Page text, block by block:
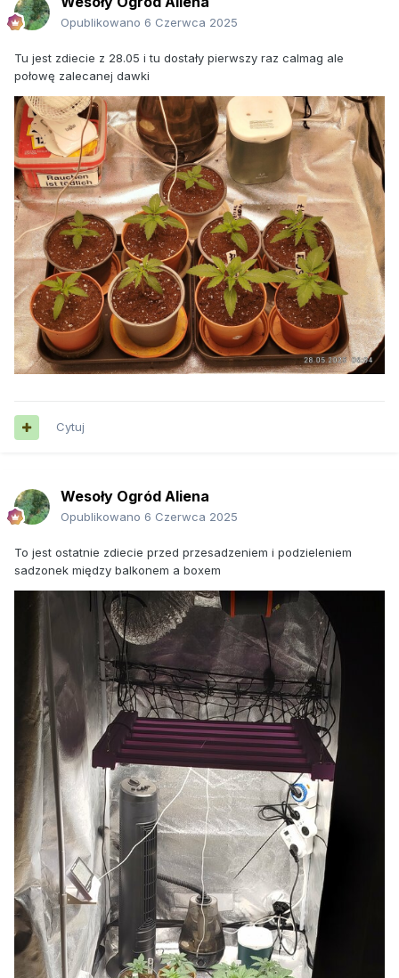
Opublikowano 6 Czerwca 2025
Tu jest zdiecie z 28.05 i tu dostały pierwszy raz calmag ale
połowę zalecanej dawki
Cytuj
Wesoły Ogród Aliena
Opublikowano 6 Czerwca 2025
To jest ostatnie zdiecie przed przesadzeniem i podzieleniem
sadzonek między balkonem a boxem